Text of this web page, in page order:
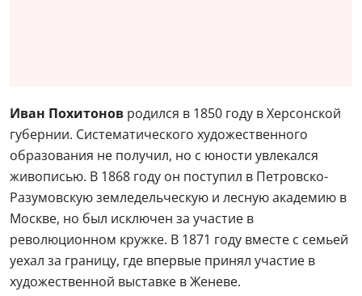
Иван Похитонов родился в 1850 году в Херсонской
губернии. Систематического художественного
образования не получил, но с юности увлекался
живописью. В 1868 году он поступил в Петровско-
Разумовскую земледельческую и лесную академию в
Москве, но был исключен за участие в
революционном кружке. В 1871 году вместе с семьей
уехал за границу, где впервые принял участие в
художественной выставке в Женеве.